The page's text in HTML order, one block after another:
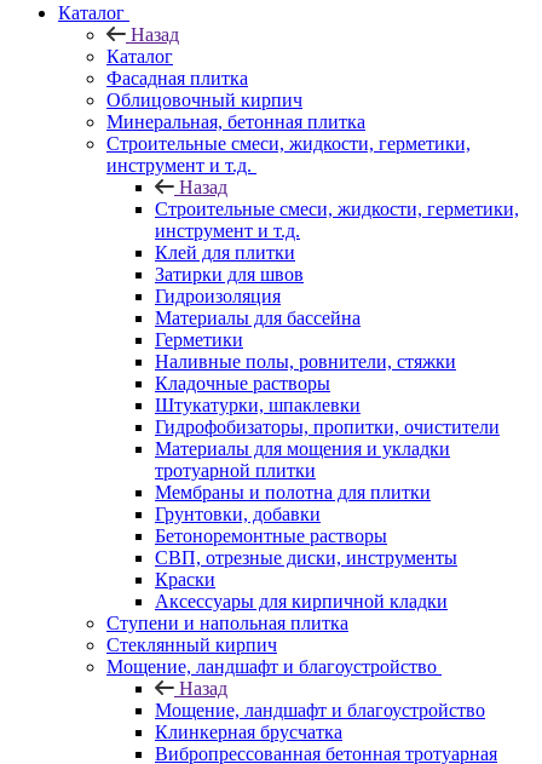
Каталог
Назад
Каталог
Фасадная плитка
Облицовочный кирпич
Минеральная, бетонная плитка
Строительные смеси, жидкости, герметики,
инструмент и т.д.
Назад
Строительные смеси, жидкости, герметики,
инструмент и т.д.
Клей для плитки
Затирки для швов
Гидроизоляция
Материалы для бассейна
Герметики
Наливные полы, ровнители, стяжки
Кладочные растворы
Штукатурки, шпаклевки
Гидрофобизаторы, пропитки, очистители
Материалы для мощения и укладки
тротуарной плитки
Мембраны и полотна для плитки
Грунтовки, добавки
Бетоноремонтные растворы
СВП, отрезные диски, инструменты
Краски
Аксессуары для кирпичной кладки
Ступени и напольная плитка
Cтеклянный кирпич
Мощение, ландшафт и благоустройство
Назад
Мощение, ландшафт и благоустройство
Клинкерная брусчатка
Вибропрессованная бетонная тротуарная